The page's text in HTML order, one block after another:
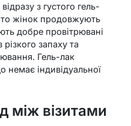
з густого гель-
жінок продовжують
добре провітрювані
різкого запаху та
Гель-лак
немає індивідуальної
між візитами